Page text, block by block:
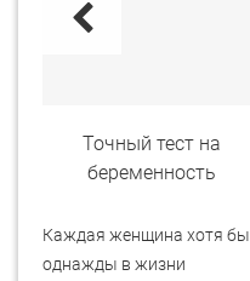
Точный тест на
беременность
Каждая женщина хотя бы
однажды в жизни